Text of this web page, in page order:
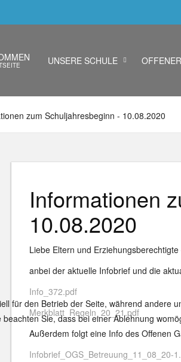
UNSERE SCHULE
zum Schuljahresbeginn - 10.08.2020
Informationen
10.08.2020
Liebe Eltern und
anbei der aktuelle Infobrief und die
Info_372.pdf
Merkblatt_Regeln_20_21.pdf
Außerdem folgt eine Info des Offenen
Infobrief_OGS_Betreuung_11_08_20-
für den Betrieb der Seite, während
Sie, dass bei einer Ablehnung